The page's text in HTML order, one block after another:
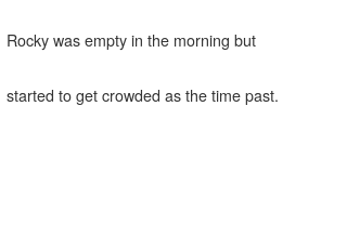
Rocky was empty in the morning but
started to get crowded as the time past.